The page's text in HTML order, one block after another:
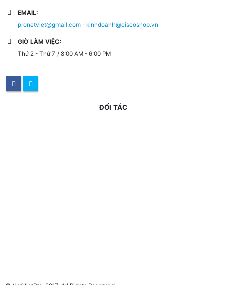
EMAIL:
pronetviet@gmail.com - kinhdoanh@ciscoshop.vn
GIỜ LÀM VIỆC:
Thứ 2 - Thứ 7 / 8:00 AM - 6:00 PM
ĐỐI TÁC